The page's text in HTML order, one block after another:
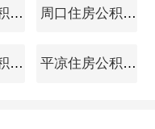
来宾住房公积金查询 周口住房公积金查询
万宁住房公积金查询 平凉住房公积金查询